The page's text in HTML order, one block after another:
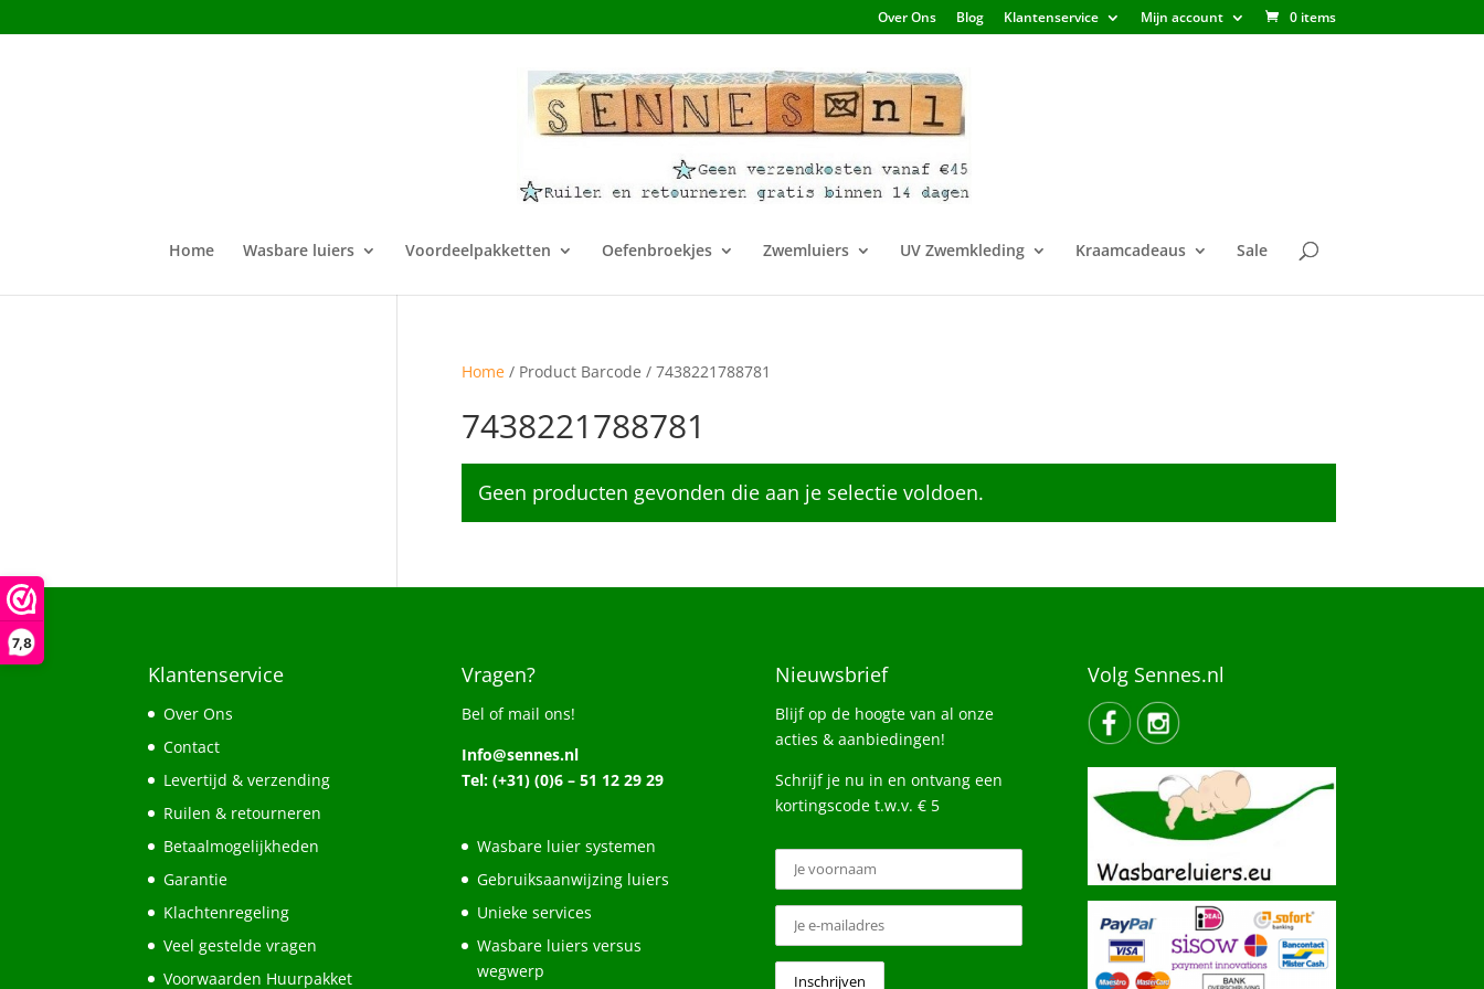
7,8
Over Ons Blog Klantenservice Mijn account 0 items
Home Wasbare luiers Voordeelpakketten Oefenbroekjes Zwemluiers UV Zwemkleding Kraamcadeaus Sale
Home/ Product Barcode / 7438221788781
7438221788781
Geen producten gevonden die aan je selectie voldoen.
Klantenservice
Over Ons
Contact
Levertijd & verzending
Ruilen & retourneren
Betaalmogelijkheden
Garantie
Klachtenregeling
Veel gestelde vragen
Voorwaarden Huurpakket
Vragen?
Bel of mail ons!
Info@sennes.nl
Tel: (+31) (0)6 – 51 12 29 29
Wasbare luier systemen
Gebruiksaanwijzing luiers
Unieke services
Wasbare luiers versus
wegwerp
Nieuwsbrief
Blijf op de hoogte van al onze
acties & aanbiedingen!
Schrijf je nu in en ontvang een
kortingscode t.w.v. € 5
Volg Sennes.nl